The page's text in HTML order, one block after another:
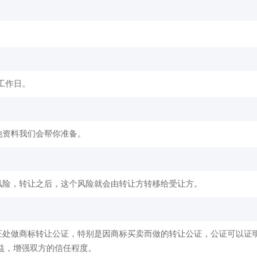
日。
料我们会帮你准备。
，转让之后，这个风险就会由转让方转移给受让方。
做商标转让公证，特别是因商标买卖而做的转让公证，公证可以证
增强双方的信任程度。